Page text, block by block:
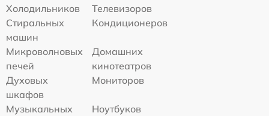
Холодильников
Телевизоров
Стиральных
машин
Кондиционеров
Микроволновых
печей
Домашних
кинотеатров
Духовых
шкафов
Мониторов
Музыкальных
Ноутбуков